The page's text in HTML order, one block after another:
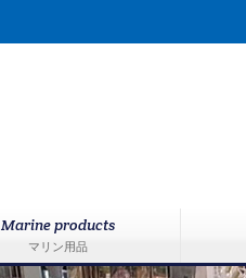
Marine products
マリン用品